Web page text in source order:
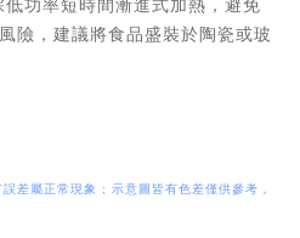
功率短時間漸進式加熱，避免
險，建議將食品盛裝於陶瓷或玻
差屬正常現象 ; 示意圖皆有色差僅供參考，